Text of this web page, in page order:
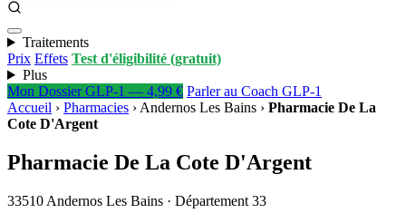
Traitements
Prix Effets Test d'éligibilité (gratuit)
Plus
Mon Dossier GLP-1 — 4,99 € Parler au Coach GLP-1
Accueil › Pharmacies › Andernos Les Bains › Pharmacie De La
Cote D'Argent
Pharmacie De La Cote D'Argent
33510 Andernos Les Bains · Département 33